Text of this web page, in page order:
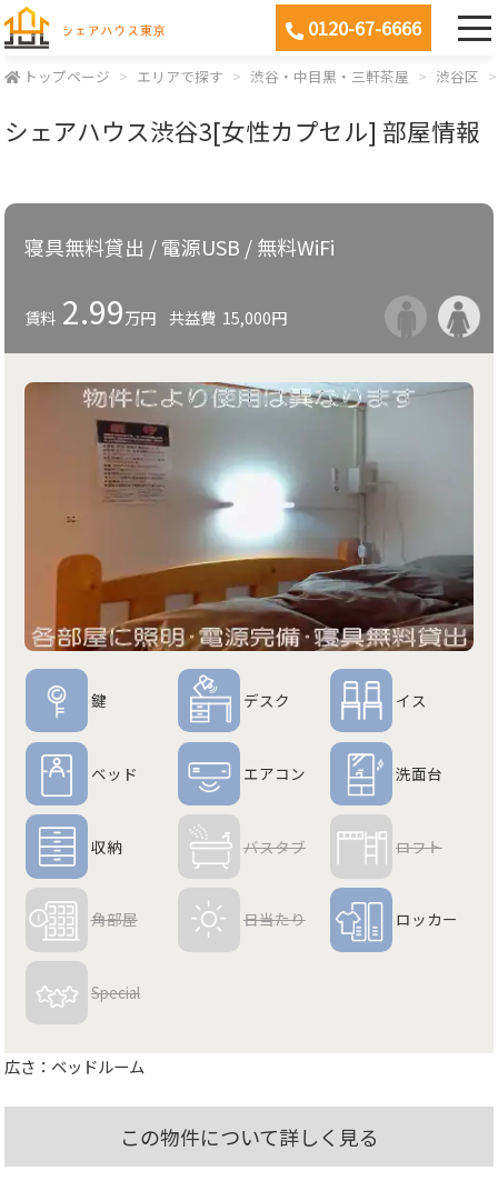
0120-67-6666
トップページ エリアで探す 渋谷・中目黒・三軒茶屋 渋谷区
シェアハウス渋谷3[女性カプセル] 部屋情報
寝具無料貸出 / 電源USB / 無料WiFi
賃料 2.99万円 共益費 15,000円
鍵 デスク イス
ベッド エアコン 洗面台
収納 バスタブ ロフト
角部屋 日当たり ロッカー
Special
広さ：ベッドルーム
この物件について詳しく見る